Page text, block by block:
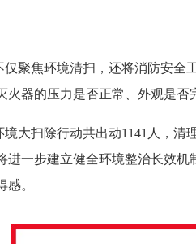
仅聚焦环境清扫，还将消防安全
火器的压力是否正常、外观是
境大扫除行动共出动1141 人，清
进一步建立健全环境整治长效
感。